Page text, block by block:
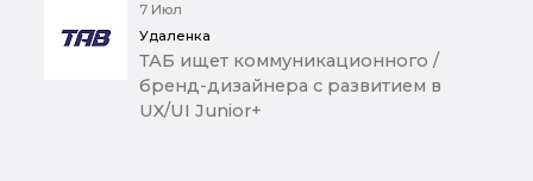
7 Июл
Удаленка
ТАБ ищет коммуникационного /
бренд-дизайнера с развитием в
UX/UI Junior+